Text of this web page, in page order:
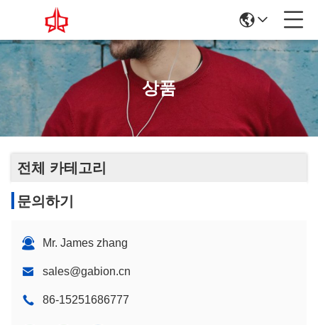
상품
전체 카테고리
문의하기
Mr. James zhang
sales@gabion.cn
86-15251686777